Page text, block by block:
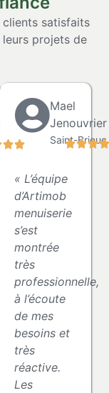
satisfaits
projets de
Mael
Jenouvrier
Saint-Brieuc
« L’équipe
d’Artimob
menuiserie
s’est
montrée
très
professionnelle,
à l’écoute
de mes
besoins et
très
réactive.
Les